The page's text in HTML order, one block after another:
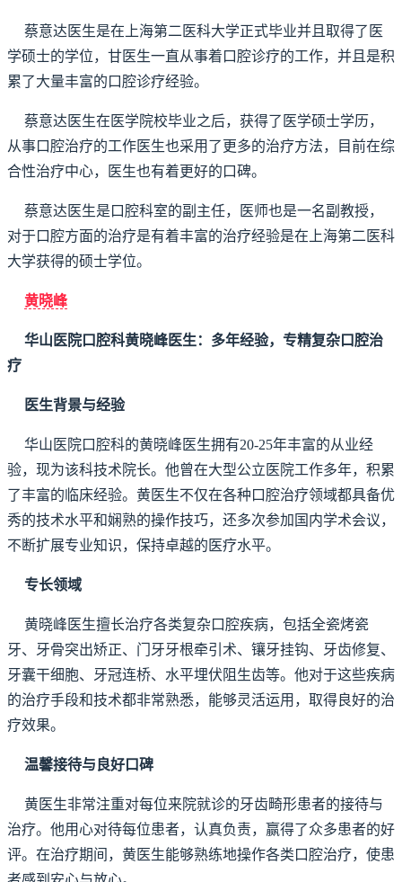
蔡意达医生是在上海第二医科大学正式毕业并且取得了医
学硕士的学位，甘医生一直从事着口腔诊疗的工作，并且是积
累了大量丰富的口腔诊疗经验。
蔡意达医生在医学院校毕业之后，获得了医学硕士学历，
从事口腔治疗的工作医生也采用了更多的治疗方法，目前在综
合性治疗中心，医生也有着更好的口碑。
蔡意达医生是口腔科室的副主任，医师也是一名副教授，
对于口腔方面的治疗是有着丰富的治疗经验是在上海第二医科
大学获得的硕士学位。
黄晓峰
华山医院口腔科黄晓峰医生：多年经验，专精复杂口腔治
疗
医生背景与经验
华山医院口腔科的黄晓峰医生拥有20-25年丰富的从业经
验，现为该科技术院长。他曾在大型公立医院工作多年，积累
了丰富的临床经验。黄医生不仅在各种口腔治疗领域都具备优
秀的技术水平和娴熟的操作技巧，还多次参加国内学术会议，
不断扩展专业知识，保持卓越的医疗水平。
专长领域
黄晓峰医生擅长治疗各类复杂口腔疾病，包括全瓷烤瓷
牙、牙骨突出矫正、门牙牙根牵引术、镶牙挂钩、牙齿修复、
牙囊干细胞、牙冠连桥、水平埋伏阻生齿等。他对于这些疾病
的治疗手段和技术都非常熟悉，能够灵活运用，取得良好的治
疗效果。
温馨接待与良好口碑
黄医生非常注重对每位来院就诊的牙齿畸形患者的接待与
治疗。他用心对待每位患者，认真负责，赢得了众多患者的好
评。在治疗期间，黄医生能够熟练地操作各类口腔治疗，使患